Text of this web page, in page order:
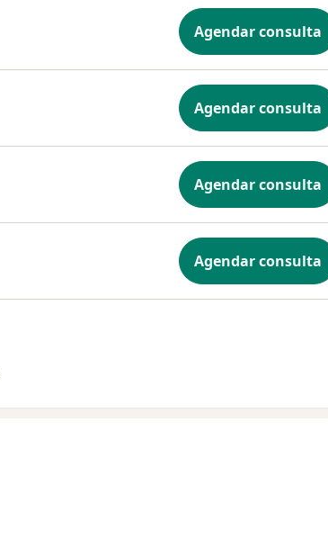
Agendar consulta
Agendar consulta
Agendar consulta
Agendar consulta